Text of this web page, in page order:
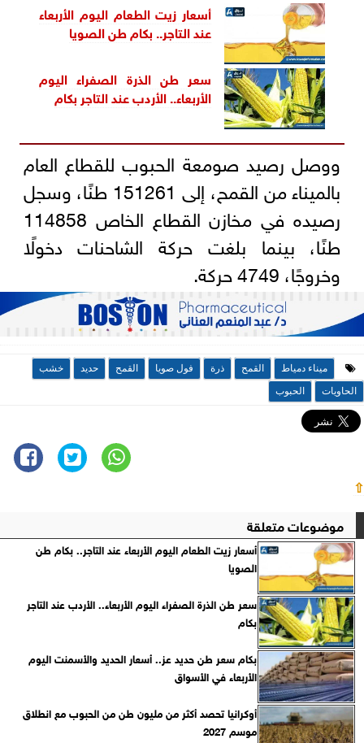
أسعار زيت الطعام اليوم الأربعاء
عند التاجر.. بكام طن الصويا
سعر طن الذرة الصفراء اليوم
الأربعاء.. الأردب عند التاجر بكام
ووصل رصيد صومعة الحبوب للقطاع العام
بالميناء من القمح، إلى 151261 طنًا، وسجل
رصيده في مخازن القطاع الخاص 114858
طنًا، بينما بلغت حركة الشاحنات دخولًا
وخروجًا، 4749 حركة.
ميناء دمياط القمح ذرة فول صويا القمح حديد
خشب
الحاويات
الحبوب
⇧
موضوعات متعلقة
أسعار زيت الطعام اليوم الأربعاء عند التاجر.. بكام طن
الصويا
سعر طن الذرة الصفراء اليوم الأربعاء.. الأردب عند التاجر
بكام
بكام سعر طن حديد عز.. أسعار الحديد والأسمنت اليوم
الأربعاء في الأسواق
أوكرانيا تحصد أكثر من مليون طن من الحبوب مع انطلاق
موسم 2027